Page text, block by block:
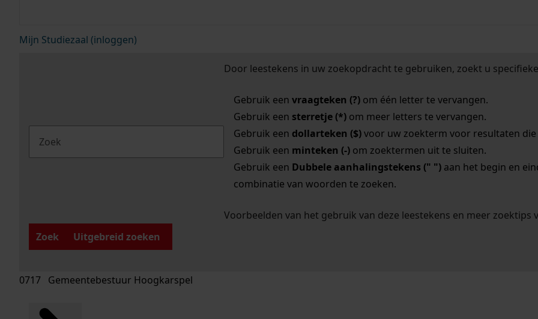
Mijn Studiezaal (inloggen)
Door leestekens in uw zoekopdracht te gebruiken, zoekt u
Gebruik een vraagteken (?)om één letter te vervangen.
Gebruik een sterretje (*)om meer letters te vervangen.
Gebruik een dollarteken ($)voor uw zoekterm voor resultaten die
Gebruik een minteken (-)om zoektermen uit te sluiten.
Gebruik een Dubbele aanhalingstekens (" ")aan het begin en
combinatie van woorden te zoeken.
Voorbeelden van het gebruik van deze leestekens en meer zoektips
Zoek
Uitgebreid zoeken
0717 Gemeentebestuur Hoogkarspel